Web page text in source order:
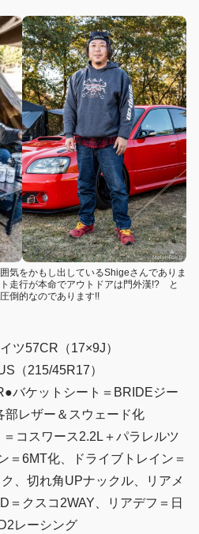
気をかもし出しているShigeさんでありま
走行が本命でアウトドアは門外漢!? と
倒的なのであります!!
ツ57CR（17×9J）
（215/45R17）
バケットシート＝BRIDEジー
部レザー＆スウェード化
コスワース2.2L＋パラレルツ
＝6MT化、ドライブトレイン＝
、切れ角UPナックル、リアメ
＝クスコ2WAY、リアデフ＝日
レーシング